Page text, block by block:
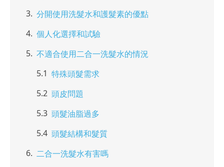
分開使用洗髮水和護髮素的優點
個人化選擇和試驗
不適合使用二合一洗髮水的情況
特殊頭髮需求
頭皮問題
頭髮油脂過多
頭髮結構和髮質
二合一洗髮水有害嗎